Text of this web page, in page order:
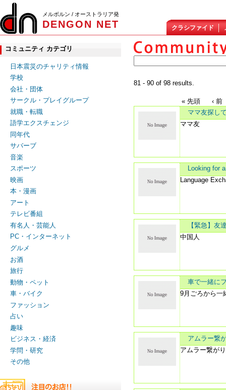
メルボルン / オーストラリア発
DENGON NET クラシファイド
コミュニティ カテゴリ
日本震災のチャリティ情報
学校
会社・団体
サークル・プレイグループ
就職・転職
語学エクスチェンジ
同年代
サバーブ
音楽
スポーツ
映画
本・漫画
アート
テレビ番組
有名人・芸能人
PC・インターネット
グルメ
お酒
旅行
動物・ペット
車・バイク
ファッション
占い
趣味
ビジネス・経済
学問・研究
その他
81 - 90 of 98 results.
« 先頭
‹ 前
ママ友探し
ママ友
Looking for
Language
【緊急】友
中国人
車で一緒に
9月ごろから一
アムラー繋
アムラー繋が